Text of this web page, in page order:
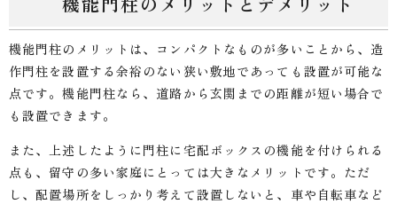
機能門柱のメリットとデメリット
機能門柱のメリットは、コンパクトなものが多いことから、造
作門柱を設置する余裕のない狭い敷地であっても設置が可能な
点です。機能門柱なら、道路から玄関までの距離が短い場合で
も設置できます。
また、上述したように門柱に宅配ボックスの機能を付けられる
点も、留守の多い家庭にとっては大きなメリットです。ただ
し、配置場所をしっかり考えて設置しないと、車や自転車など